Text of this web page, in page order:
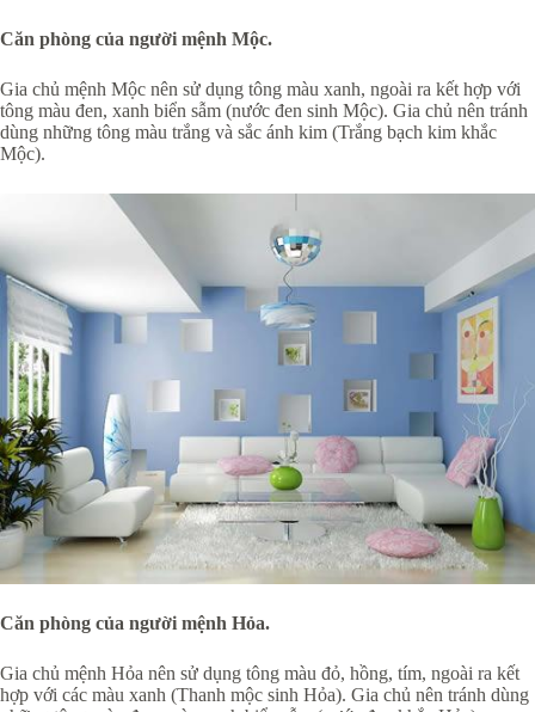
Căn phòng của người mệnh Mộc.
Gia chủ mệnh Mộc nên sử dụng tông màu xanh, ngoài ra kết hợp với
tông màu đen, xanh biển sẫm (nước đen sinh Mộc). Gia chủ nên tránh
dùng những tông màu trắng và sắc ánh kim (Trắng bạch kim khắc
Mộc).
Căn phòng của người mệnh Hỏa.
Gia chủ mệnh Hỏa nên sử dụng tông màu đỏ, hồng, tím, ngoài ra kết
hợp với các màu xanh (Thanh mộc sinh Hỏa). Gia chủ nên tránh dùng